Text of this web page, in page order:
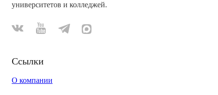
университетов и колледжей.
Ссылки
О компании